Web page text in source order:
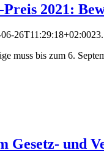
2021:
26T11:29:18+02:00
muss bis zum 6.
Gesetz- und